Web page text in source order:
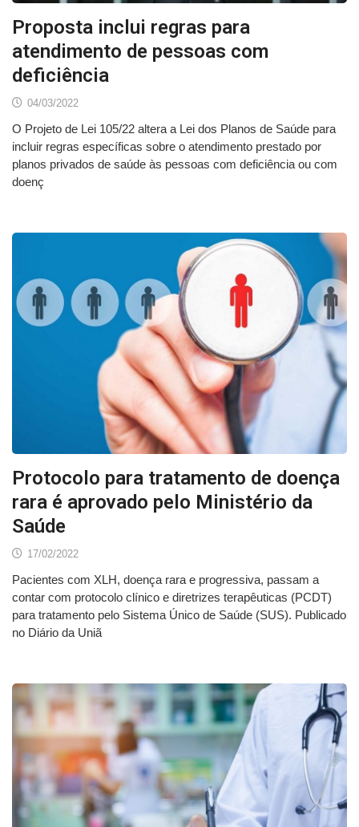
Proposta inclui regras para
atendimento de pessoas com
deficiência
04/03/2022
O Projeto de Lei 105/22 altera a Lei dos Planos de Saúde para
incluir regras específicas sobre o atendimento prestado por
planos privados de saúde às pessoas com deficiência ou com
doenç
Protocolo para tratamento de doença
rara é aprovado pelo Ministério da
Saúde
17/02/2022
Pacientes com XLH, doença rara e progressiva, passam a
contar com protocolo clínico e diretrizes terapêuticas (PCDT)
para tratamento pelo Sistema Único de Saúde (SUS). Publicado
no Diário da Uniã